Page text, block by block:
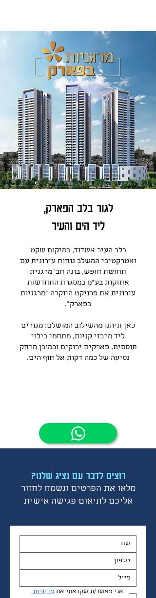
לגור בלב הפארק,
ליד הים והעיר
בלב העיר אשדוד, במיקום שקט
ואטרקטיבי המשלב נוחות עירונית עם
תחושת חופש, בונה חב׳ מרגנית
אחזקות בע״מ במסגרת התחדשות
עירונית את פרויקט היוקרה "מרגניות
בפארק".
כאן תיהנו מהשילוב המושלם: מגורים
ליד מרכזי קניות, מתחמי בילוי
תוססים, פארקים ירוקים וכמובן מרחק
נסיעה של כמה דקות אל חוף הים.
רוצים לדבר עם נציג שלנו?
מלאו את הפרטים ונשמח לחזור
אליכם לתיאום פגישה אישית
אני מאשר/ת שקראתי את
מדיניות